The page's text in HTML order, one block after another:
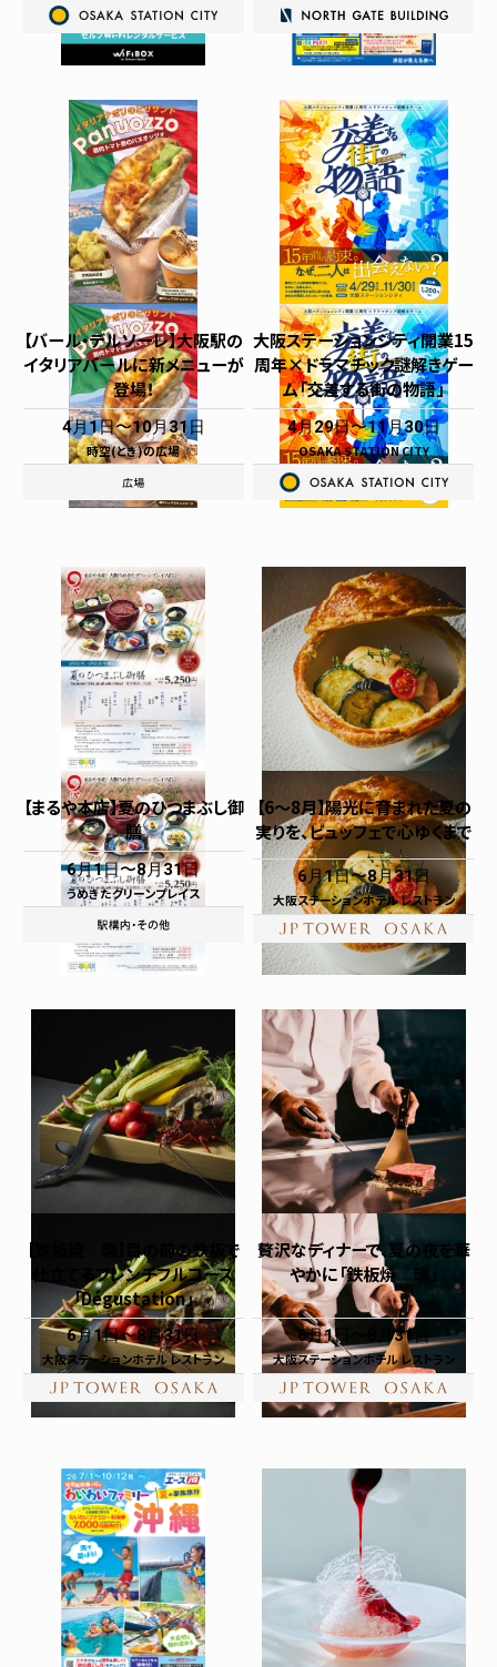
【バール・デルソーレ】大阪駅の
イタリアバールに新メニューが
登場！
4月1日 10月31日
時空(とき)の広場
大阪ステーションシティ開業15
周年×ドラマチック謎解きゲー
ム「交差する街の物語」
4月29日 11月30日
OSAKA STATION CITY
【まるや本店】夏のひつまぶし御
膳
6月1日 8月31日
うめきたグリーンプレイス
【6～8月】陽光に育まれた夏の
実りを、ビュッフェで心ゆくまで
6月1日 8月31日
大阪ステーションホテル レストラン
【鉄板焼 瑞】目の前の鉄板で
仕立てるフレンチフルコース
「Dégustation」
6月1日 8月31日
大阪ステーションホテル レストラン
贅沢なディナーで、夏の夜を華
やかに「鉄板焼 瑞」
6月1日 8月31日
大阪ステーションホテル レストラン